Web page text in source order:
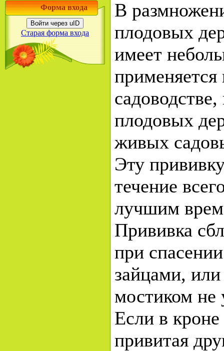
Форма входа
Войти через uID
Старая форма входа
В
плодовых
имеет
плодовых
живых
Эту
течение
лучшим
Прививка
при
зайцами,
мостиком не
Если в кроне
привитая